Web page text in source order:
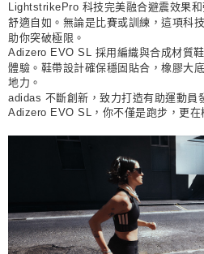
LightstrikePro 科技完美融合避震效果
舒適自如。無論是比賽或訓練，這項科
助你突破極限。
Adizero EVO SL 採用編織與合成材質
體驗。鞋帶設計確保穩固貼合，橡膠大
地力。
adidas 不斷創新，致力打造有助運動員
Adizero EVO SL，你不僅是跑步，更在